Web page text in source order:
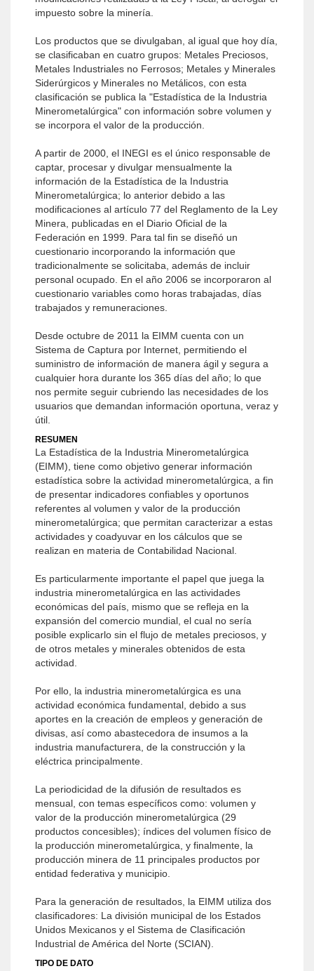
impuesto sobre la minería.
Los productos que se divulgaban, al igual que hoy día,
se clasificaban en cuatro grupos: Metales Preciosos,
Metales Industriales no Ferrosos; Metales y Minerales
Siderúrgicos y Minerales no Metálicos, con esta
clasificación se publica la "Estadística de la Industria
Minerometalúrgica" con información sobre volumen y
se incorpora el valor de la producción.
A partir de 2000, el INEGI es el único responsable de
captar, procesar y divulgar mensualmente la
información de la Estadística de la Industria
Minerometalúrgica; lo anterior debido a las
modificaciones al artículo 77 del Reglamento de la Ley
Minera, publicadas en el Diario Oficial de la
Federación en 1999. Para tal fin se diseñó un
cuestionario incorporando la información que
tradicionalmente se solicitaba, además de incluir
personal ocupado. En el año 2006 se incorporaron al
cuestionario variables como horas trabajadas, días
trabajados y remuneraciones.
Desde octubre de 2011 la EIMM cuenta con un
Sistema de Captura por Internet, permitiendo el
suministro de información de manera ágil y segura a
cualquier hora durante los 365 días del año; lo que
nos permite seguir cubriendo las necesidades de los
usuarios que demandan información oportuna, veraz y
útil.
RESUMEN
La Estadística de la Industria Minerometalúrgica
(EIMM), tiene como objetivo generar información
estadística sobre la actividad minerometalúrgica, a fin
de presentar indicadores confiables y oportunos
referentes al volumen y valor de la producción
minerometalúrgica; que permitan caracterizar a estas
actividades y coadyuvar en los cálculos que se
realizan en materia de Contabilidad Nacional.
Es particularmente importante el papel que juega la
industria minerometalúrgica en las actividades
económicas del país, mismo que se refleja en la
expansión del comercio mundial, el cual no sería
posible explicarlo sin el flujo de metales preciosos, y
de otros metales y minerales obtenidos de esta
actividad.
Por ello, la industria minerometalúrgica es una
actividad económica fundamental, debido a sus
aportes en la creación de empleos y generación de
divisas, así como abastecedora de insumos a la
industria manufacturera, de la construcción y la
eléctrica principalmente.
La periodicidad de la difusión de resultados es
mensual, con temas específicos como: volumen y
valor de la producción minerometalúrgica (29
productos concesibles); índices del volumen físico de
la producción minerometalúrgica, y finalmente, la
producción minera de 11 principales productos por
entidad federativa y municipio.
Para la generación de resultados, la EIMM utiliza dos
clasificadores: La división municipal de los Estados
Unidos Mexicanos y el Sistema de Clasificación
Industrial de América del Norte (SCIAN).
TIPO DE DATO